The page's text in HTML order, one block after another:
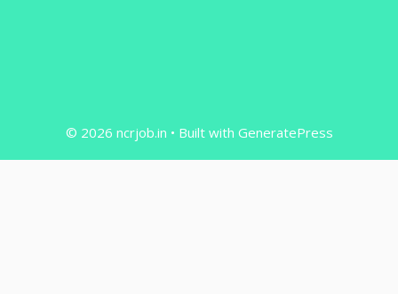
© 2026 ncrjob.in • Built with GeneratePress